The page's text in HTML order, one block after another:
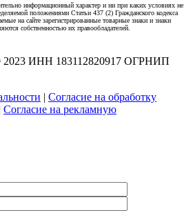
информационный характер и ни при каких условиях не
положениями Статьи 437 (2) Гражданского кодекса
на сайте зарегистрированные товарные знаки и знаки
собственностью их правообладателей.
2023 ИНН 183112820917 ОГРНИП
| Согласие на обработку
Согласие на рекламную